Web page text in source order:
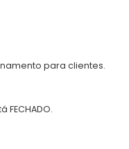
para clientes.
FECHADO.